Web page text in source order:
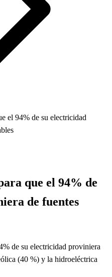
el 94% de su electricidad
que el 94% de
de fuentes
de su electricidad proviniera
(40 %) y la hidroeléctrica